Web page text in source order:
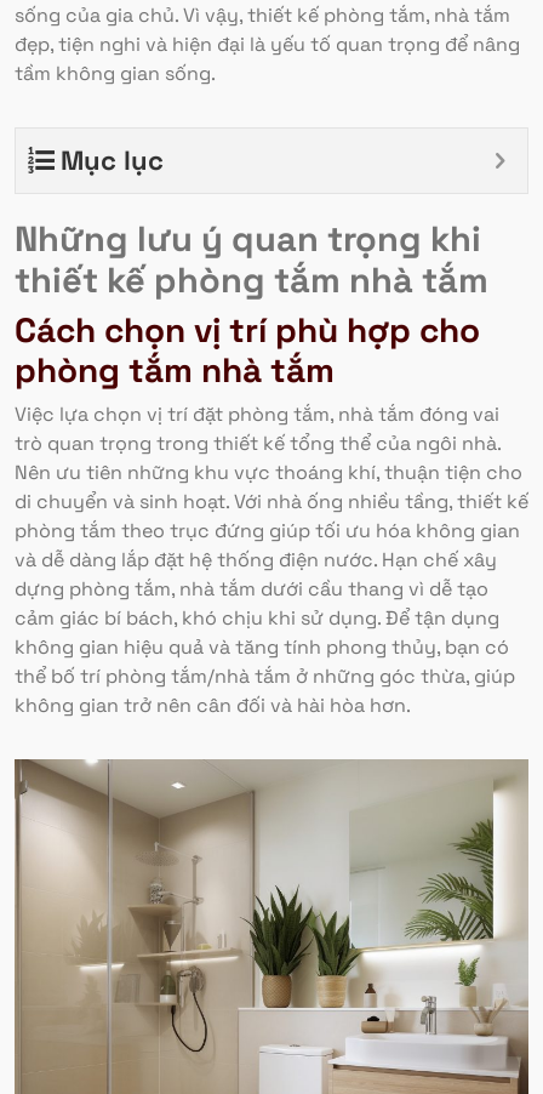
sống của gia chủ. Vì vậy, thiết kế phòng tắm, nhà tắm
đẹp, tiện nghi và hiện đại là yếu tố quan trọng để nâng
tầm không gian sống.
Mục lục
Những lưu ý quan trọng khi
thiết kế phòng tắm nhà tắm
Cách chọn vị trí phù hợp cho
phòng tắm nhà tắm
Việc lựa chọn vị trí đặt phòng tắm, nhà tắm đóng vai
trò quan trọng trong thiết kế tổng thể của ngôi nhà.
Nên ưu tiên những khu vực thoáng khí, thuận tiện cho
di chuyển và sinh hoạt. Với nhà ống nhiều tầng, thiết kế
phòng tắm theo trục đứng giúp tối ưu hóa không gian
và dễ dàng lắp đặt hệ thống điện nước. Hạn chế xây
dựng phòng tắm, nhà tắm dưới cầu thang vì dễ tạo
cảm giác bí bách, khó chịu khi sử dụng. Để tận dụng
không gian hiệu quả và tăng tính phong thủy, bạn có
thể bố trí phòng tắm/nhà tắm ở những góc thừa, giúp
không gian trở nên cân đối và hài hòa hơn.